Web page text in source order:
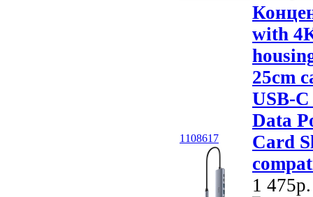
1108617
with
25cm
USB-
Data
Card
1 475p.